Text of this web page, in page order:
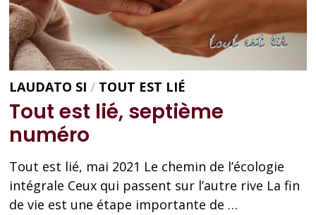
LAUDATO SI / TOUT EST LIÉ
Tout est lié, septième
numéro
Tout est lié, mai 2021 Le chemin de l’écologie
intégrale Ceux qui passent sur l’autre rive La fin
de vie est une étape importante de …